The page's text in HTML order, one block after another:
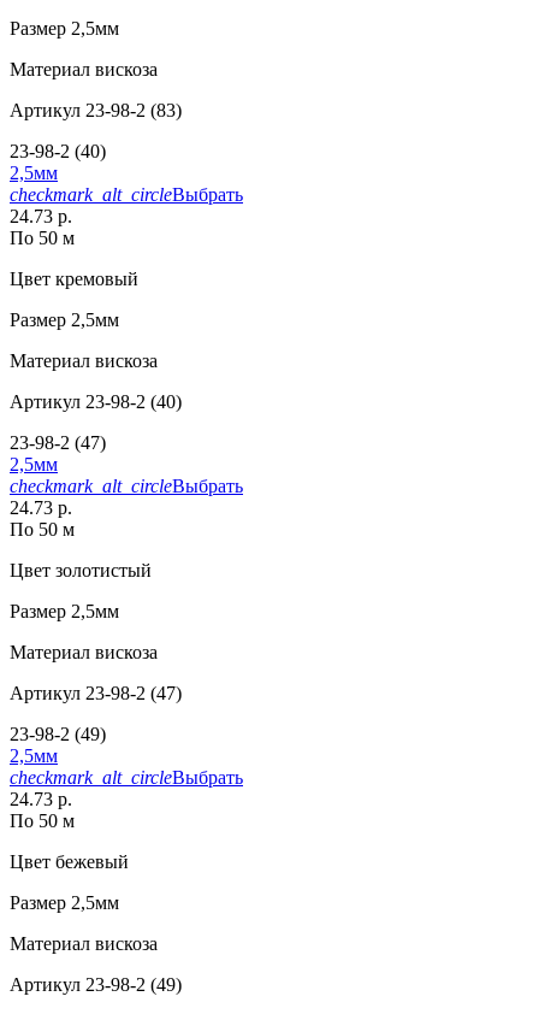
Размер 2,5мм
Материал вискоза
Артикул 23-98-2 (83)
23-98-2 (40)
2,5мм
checkmark_alt_circleВыбрать
24.73 р.
По 50 м
Цвет кремовый
Размер 2,5мм
Материал вискоза
Артикул 23-98-2 (40)
23-98-2 (47)
2,5мм
checkmark_alt_circleВыбрать
24.73 р.
По 50 м
Цвет золотистый
Размер 2,5мм
Материал вискоза
Артикул 23-98-2 (47)
23-98-2 (49)
2,5мм
checkmark_alt_circleВыбрать
24.73 р.
По 50 м
Цвет бежевый
Размер 2,5мм
Материал вискоза
Артикул 23-98-2 (49)